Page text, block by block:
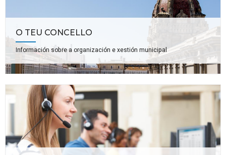
O TEU CONCELLO
Información sobre a organización e xestión municipal